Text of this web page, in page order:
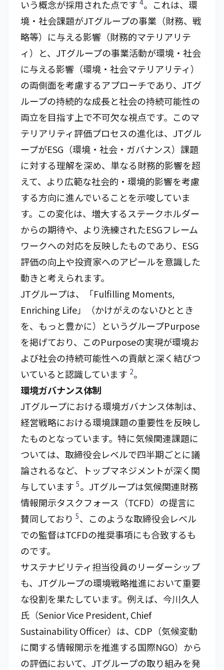
いう概念が採用された点です 4。これは、環
境・社会課題がJTグループの事業（財務、戦
略等）に与える影響（財務的マテリアリテ
ィ）と、JTグループの事業活動が環境・社会
に与える影響（環境・社会マテリアリティ）
の両側面を考慮するアプローチであり、JTグ
ループの持続的な成長と社会の持続可能性の
両立を目指す上で不可欠な視点です。このマ
テリアリティ評価プロセスの進化は、JTグル
ープがESG（環境・社会・ガバナンス）課題
に対する理解を深め、単なる財務的影響を超
えて、より広範な社会的・環境的影響を考慮
する方向に進んでいることを示唆していま
す。この変化は、増大するステークホルダー
からの期待や、より洗練されたESGフレーム
ワークへの対応を反映したものであり、ESG
評価の向上や投資家へのアピールを意識した
動きと考えられます。
JTグループは、「Fulfilling Moments,
Enriching Life」（かけがえのないひととき
を、もっと豊かに）というグループPurpose
を掲げており、このPurposeの実現が環境お
よび社会の持続可能性への貢献と深く結びつ
いていると認識しています 2。
環境ガバナンス体制
JTグループにおける環境ガバナンス体制は、
経営戦略における環境課題の重要性を反映し
たものとなっています。特に気候関連課題に
ついては、取締役会レベルで四半期ごとに議
論されるなど、トップマネジメントが深く関
与しています 5。JTグループは気候関連財務
情報開示タスクフォース（TCFD）の提言に
賛同しており 5、このような取締役会レベル
での監督はTCFDの推奨事項にも合致するも
のです。
サステナビリティ担当役員のリーダーシップ
も、JTグループの環境戦略推進において重要
な役割を果たしています。例えば、今川久人
氏（Senior Vice President, Chief
Sustainability Officer）は、CDP（気候変動
に関する情報開示を推進する国際NGO）から
の評価において、JTグループの取り組みを発